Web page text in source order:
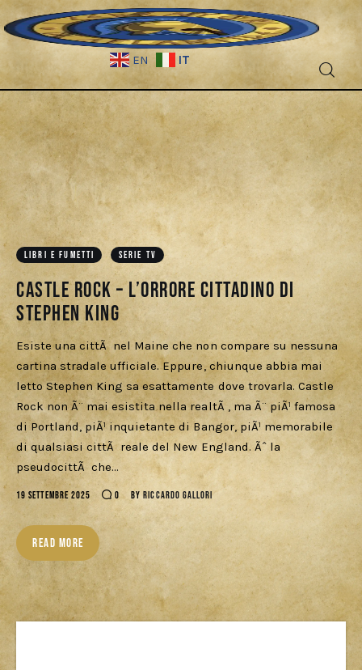
EN IT
Fantascienza
Fantasy
Games
Recensioni
Libri e fumetti
Cercatori
Download
LIBRI E FUMETTI SERIE TV
Castle Rock – L’orrore cittadino di
Stephen King
Esiste una cittÃ nel Maine che non compare su nessuna
cartina stradale ufficiale. Eppure, chiunque abbia mai
letto Stephen King sa esattamente dove trovarla. Castle
Rock non Ã¨ mai esistita nella realtÃ , ma Ã¨ piÃ¹ famosa
di Portland, piÃ¹ inquietante di Bangor, piÃ¹ memorabile
di qualsiasi cittÃ reale del New England. Ãˆ la
pseudocittÃ che…
19 SETTEMBRE 2025 0 BY RICCARDO GALLORI
READ MORE